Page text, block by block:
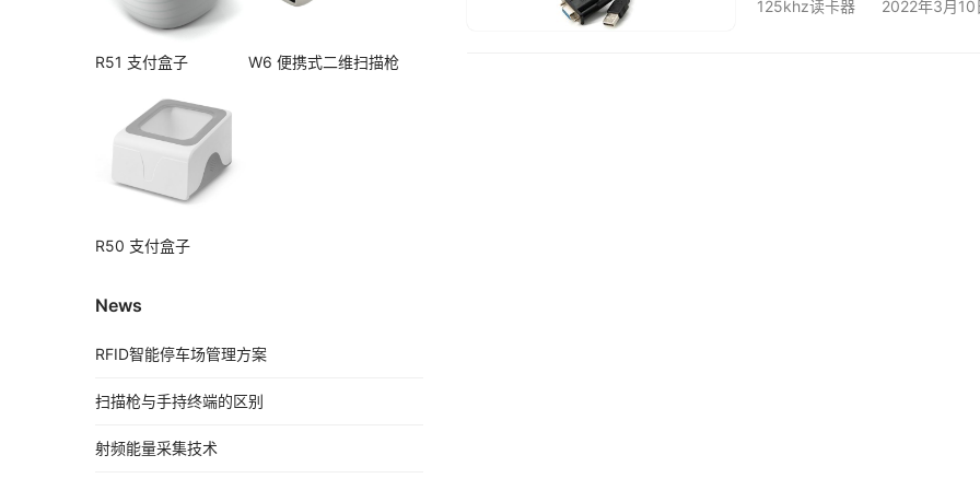
125khz读卡器 2022年3月10
R51 支付盒子 W6 便携式二维扫描枪
R50 支付盒子
News
RFID智能停车场管理方案
扫描枪与手持终端的区别
射频能量采集技术